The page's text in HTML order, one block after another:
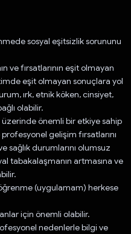
sosyal eşitsizlik sorununu
ve fırsatlarının eşit olmayan
eşit olmayan sonuçlara yol
ırk, etnik köken, cinsiyet,
olabilir.
önemli bir etkiye sahip
gelişim fırsatlarını
sağlık durumlarını olumsuz
tabakalaşmanın artmasına ve
(uygulamam) herkese
için önemli olabilir.
nedenlerle bilgi ve